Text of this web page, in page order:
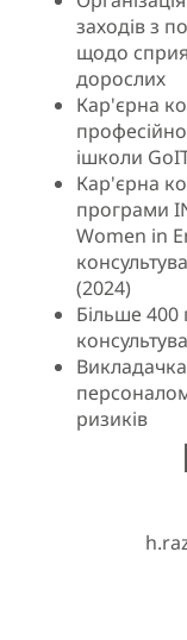
заходів з
щодо
дорослих
Кар'єрна
iшколи
Кар'єрна
програми
Women in
(2024)
Більше 400
ризиків